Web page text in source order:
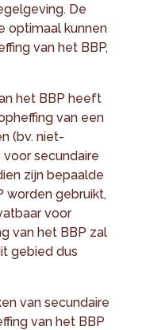
De
optimaal kunnen
van het BBP,
het BBP heeft
van een
(bv. niet-
secundaire
zijn bepaalde
worden gebruikt,
voor
van het BBP zal
gebied dus
van secundaire
van het BBP